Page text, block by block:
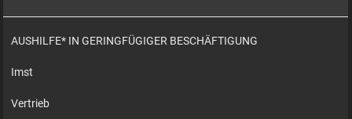
AUSHILFE* IN GERINGFÜGIGER BESCHÄFTIGUNG
Imst
Vertrieb